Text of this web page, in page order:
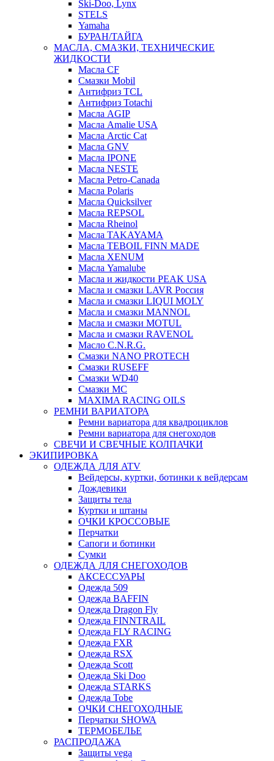
Ski-Doo, Lynx
STELS
Yamaha
БУРАН/ТАЙГА
МАСЛА, СМАЗКИ, ТЕХНИЧЕСКИЕ
ЖИДКОСТИ
Масла CF
Смазки Mobil
Антифриз TCL
Антифриз Totachi
Масла AGIP
Масла Amalie USA
Масла Arctic Cat
Масла GNV
Масла IPONE
Масла NESTE
Масла Petro-Canada
Масла Polaris
Масла Quicksilver
Масла REPSOL
Масла Rheinol
Масла TAKAYAMA
Масла TEBOIL FINN MADE
Масла XENUM
Масла Yamalube
Масла и жидкости PEAK USA
Масла и смазки LAVR Россия
Масла и смазки LIQUI MOLY
Масла и смазки MANNOL
Масла и смазки MOTUL
Масла и смазки RAVENOL
Масло C.N.R.G.
Смазки NANO PROTECH
Смазки RUSEFF
Смазки WD40
Смазки МС
MAXIMA RACING OILS
РЕМНИ ВАРИАТОРА
Ремни вариатора для квадроциклов
Ремни вариатора для снегоходов
СВЕЧИ И СВЕЧНЫЕ КОЛПАЧКИ
ЭКИПИРОВКА
ОДЕЖДА ДЛЯ ATV
Вейдерсы, куртки, ботинки к вейдерсам
Дождевики
Защиты тела
Куртки и штаны
ОЧКИ КРОССОВЫЕ
Перчатки
Сапоги и ботинки
Сумки
ОДЕЖДА ДЛЯ СНЕГОХОДОВ
АКСЕССУАРЫ
Одежда 509
Одежда BAFFIN
Одежда Dragon Fly
Одежда FINNTRAIL
Одежда FLY RACING
Одежда FXR
Одежда RSX
Одежда Scott
Одежда Ski Doo
Одежда STARKS
Одежда Tobe
ОЧКИ СНЕГОХОДНЫЕ
Перчатки SHOWA
ТЕРМОБЕЛЬЕ
РАСПРОДАЖА
Защиты vega